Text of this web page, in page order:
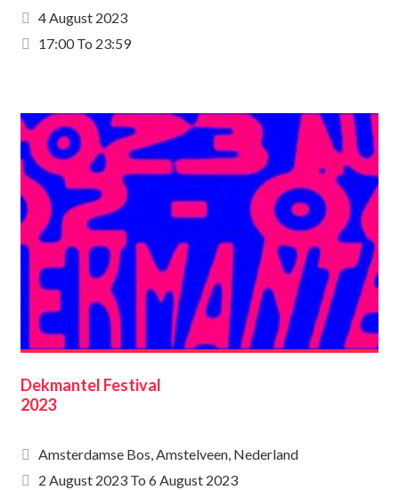
4 August 2023
17:00 To 23:59
Dekmantel Festival
2023
Amsterdamse Bos, Amstelveen, Nederland
2 August 2023 To 6 August 2023